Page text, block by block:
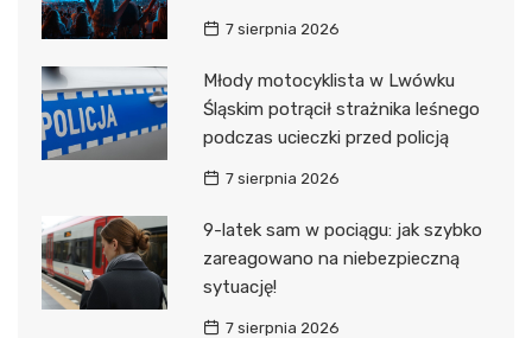
7 sierpnia 2026
Młody motocyklista w Lwówku
Śląskim potrącił strażnika leśnego
podczas ucieczki przed policją
7 sierpnia 2026
9-latek sam w pociągu: jak szybko
zareagowano na niebezpieczną
sytuację!
7 sierpnia 2026